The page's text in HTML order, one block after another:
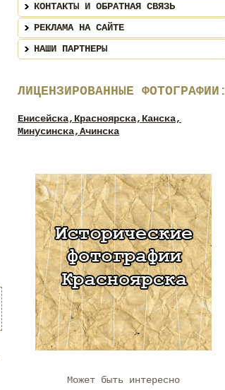
КОНТАКТЫ И ОБРАТНАЯ СВЯЗЬ
РЕКЛАМА НА САЙТЕ
НАШИ ПАРТНЕРЫ
ЛИЦЕНЗИРОВАННЫЕ ФОТОГРАФИИ:
Енисейска, Красноярска, Канска,
Минусинска,Ачинска
Может быть интересно